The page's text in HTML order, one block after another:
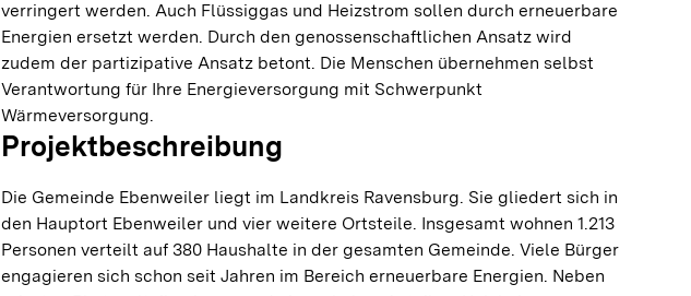
verringert werden. Auch Flüssiggas und Heizstrom sollen durch erneuerbare
Energien ersetzt werden. Durch den genossenschaftlichen Ansatz wird
zudem der partizipative Ansatz betont. Die Menschen übernehmen selbst
Verantwortung für Ihre Energieversorgung mit Schwerpunkt
Wärmeversorgung.
Projektbeschreibung
Die Gemeinde Ebenweiler liegt im Landkreis Ravensburg. Sie gliedert sich in
den Hauptort Ebenweiler und vier weitere Ortsteile. Insgesamt wohnen 1.213
Personen verteilt auf 380 Haushalte in der gesamten Gemeinde. Viele Bürger
engagieren sich schon seit Jahren im Bereich erneuerbare Energien. Neben